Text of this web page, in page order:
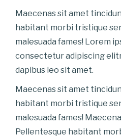
Maecenas sit amet
habitant morbi tristique
malesuada fames! Lorem
consectetur adipiscing
dapibus leo sit amet.
Maecenas sit amet
habitant morbi tristique
malesuada fames!
Pellentesque habitant